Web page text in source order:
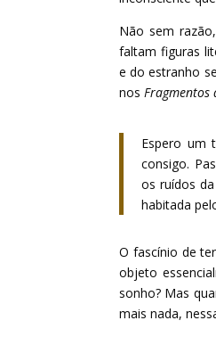
Não sem
faltam figuras
e do estranho
nosFragmentos
Espero um
consigo.
os ruídos
habitada
O fascínio de
objeto
sonho? Mas
mais nada,